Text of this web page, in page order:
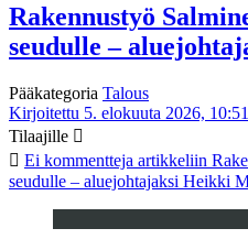
Rakennustyö
seudulle –
Pääkategoria Talous
Kirjoitettu 5. elokuuta 2026, 10:51
Tilaajille
Ei kommentteja artikkeliin
seudulle – aluejohtajaksi Heikki